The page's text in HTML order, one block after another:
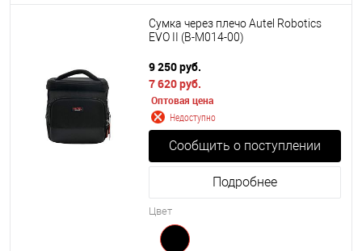
Сумка через плечо Autel Robotics
EVO II (B-M014-00)
9 250 руб.
7 620 руб.
Оптовая цена
Недоступно
Сообщить о поступлении
Подробнее
Цвет